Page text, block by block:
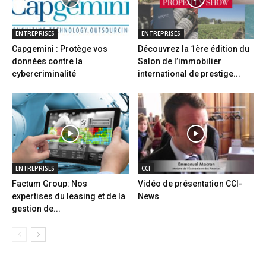
ENTREPRISES
Capgemini : Protège vos
données contre la
cybercriminalité
ENTREPRISES
Découvrez la 1ère édition du
Salon de l’immobilier
international de prestige...
ENTREPRISES
Factum Group: Nos
expertises du leasing et de la
gestion de...
CCI
Vidéo de présentation CCI-
News